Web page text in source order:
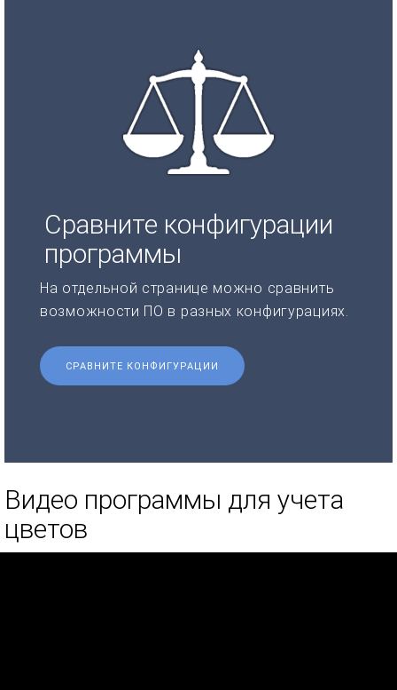
Сравните конфигурации
программы
На отдельной странице можно сравнить
возможности ПО в разных конфигурациях.
СРАВНИТЕ КОНФИГУРАЦИИ
Видео программы для учета
цветов